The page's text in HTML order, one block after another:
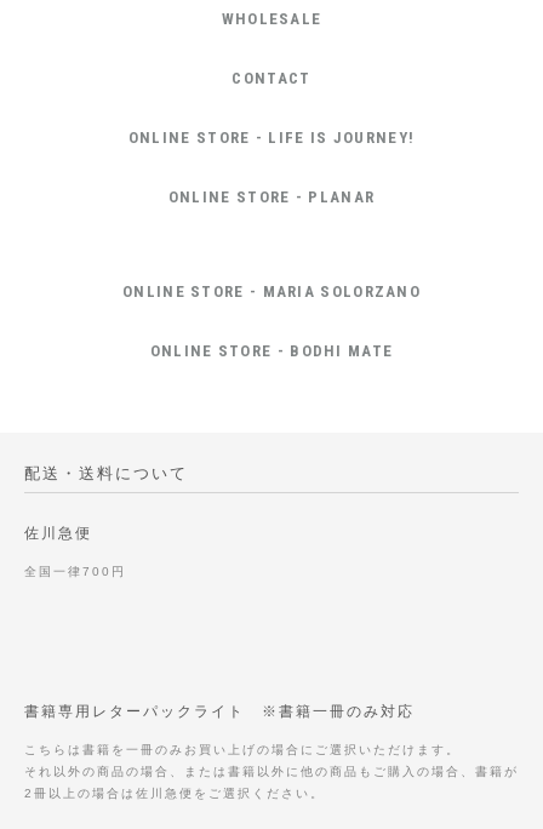
WHOLESALE
CONTACT
ONLINE STORE - LIFE IS JOURNEY!
ONLINE STORE - PLANAR
ONLINE STORE - MARIA SOLORZANO
ONLINE STORE - BODHI MATE
配送・送料について
佐川急便
全国一律700円
書籍専用レターパックライト ※書籍一冊のみ対応
こちらは書籍を一冊のみお買い上げの場合にご選択いただけます。
それ以外の商品の場合、または書籍以外に他の商品もご購入の場合、書籍が
2冊以上の場合は佐川急便をご選択ください。